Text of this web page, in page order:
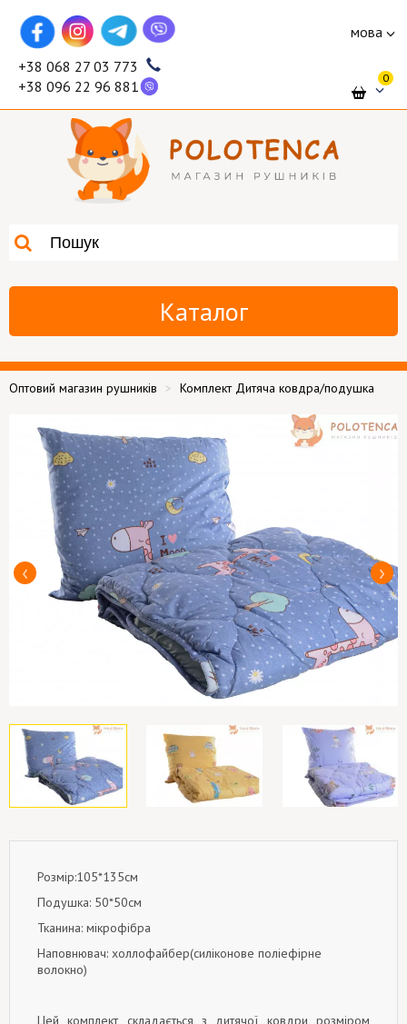
мова
+38 068 27 03 773
+38 096 22 96 881
0
Каталог
Оптовий магазин рушників Комплект Дитяча ковдра/подушка
Розмір:105*135см
Подушка: 50*50см
Тканина: мікрофібра
Наповнювач: холлофайбер(силіконове поліефірне
волокно)
Цей комплект складається з дитячої ковдри розміром